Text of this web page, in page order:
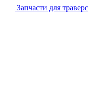
Запчасти для траверс